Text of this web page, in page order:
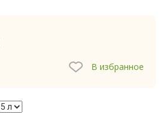
В избранное